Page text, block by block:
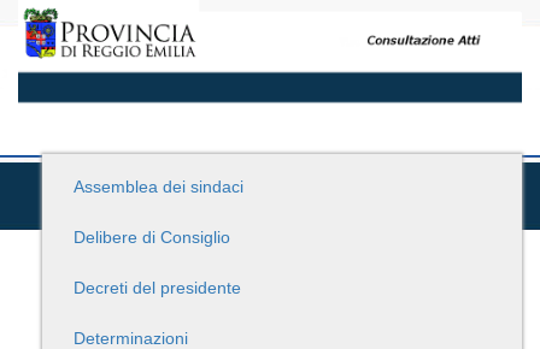
Assemblea dei sindaci
Delibere di Consiglio
Decreti del presidente
Determinazioni